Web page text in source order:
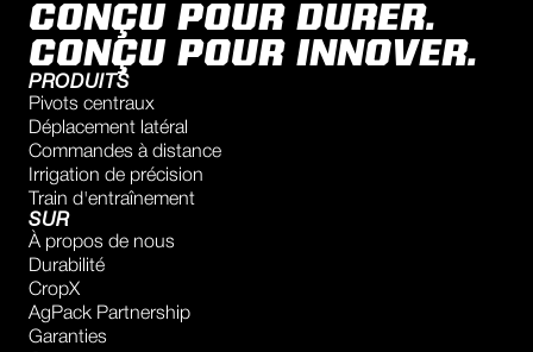
CONÇU POUR DURER.
CONÇU POUR INNOVER.
PRODUITS
Pivots centraux
Déplacement latéral
Commandes à distance
Irrigation de précision
Train d'entraînement
SUR
À propos de nous
Durabilité
CropX
AgPack Partnership
Garanties